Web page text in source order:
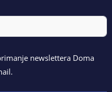
newslettera Doma